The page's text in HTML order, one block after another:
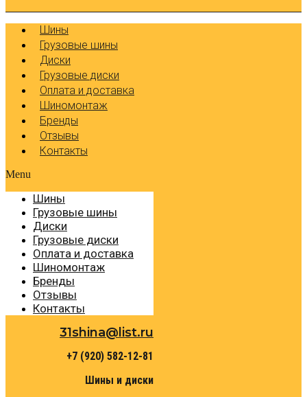
Шины
Грузовые шины
Диски
Грузовые диски
Оплата и доставка
Шиномонтаж
Бренды
Отзывы
Контакты
Menu
Шины
Грузовые шины
Диски
Грузовые диски
Оплата и доставка
Шиномонтаж
Бренды
Отзывы
Контакты
31shina@list.ru
+7 (920) 582-12-81
Шины и диски